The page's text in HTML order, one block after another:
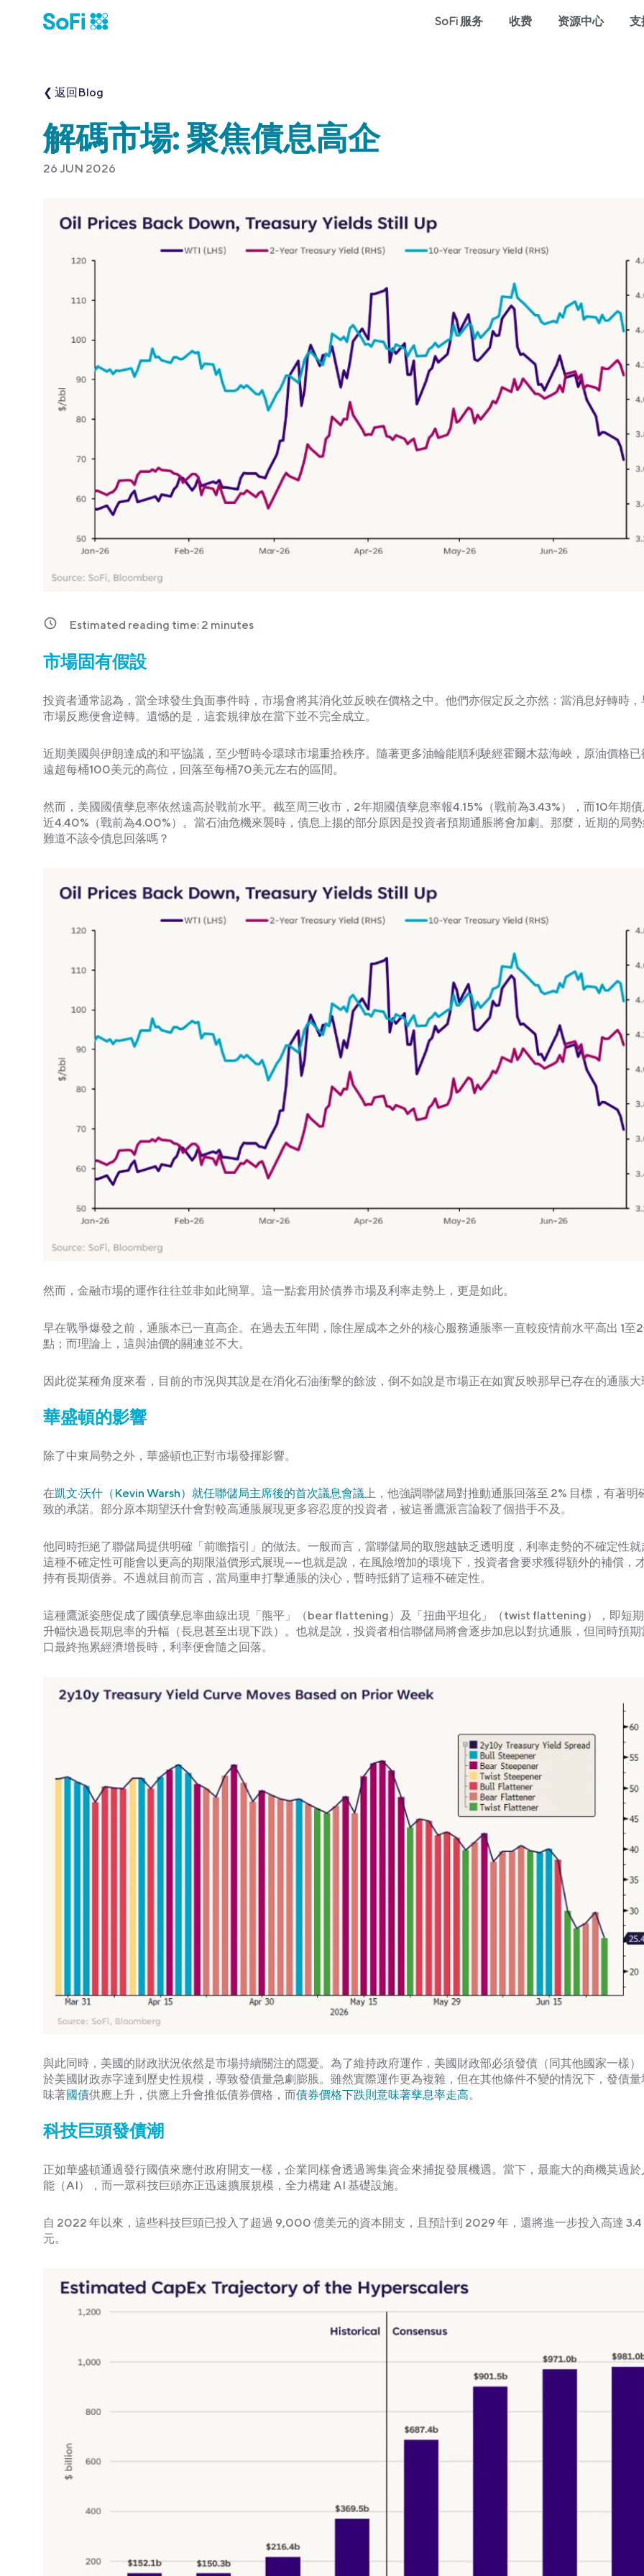
SoFi 服务 收费 资源中心 支
❮ 返回Blog
解碼市場: 聚焦債息高企
26 JUN 2026
Estimated reading time: 2 minutes
市場固有假設
投資者通常認為，當全球發生負面事件時，市場會將其消化並反映在價格之中。他們亦假定反之亦然：當消息好轉時，
市場反應便會逆轉。遺憾的是，這套規律放在當下並不完全成立。
近期美國與伊朗達成的和平協議，至少暫時令環球市場重拾秩序。隨著更多油輪能順利駛經霍爾木茲海峽，原油價格已
遠超每桶100美元的高位，回落至每桶70美元左右的區間。
然而，美國國債孳息率依然遠高於戰前水平。截至周三收市，2年期國債孳息率報4.15%（戰前為3.43%），而10年期
近4.40%（戰前為4.00%）。當石油危機來襲時，債息上揚的部分原因是投資者預期通脹將會加劇。那麼，近期的局勢
難道不該令債息回落嗎？
然而，金融市場的運作往往並非如此簡單。這一點套用於債券市場及利率走勢上，更是如此。
早在戰爭爆發之前，通脹本已一直高企。在過去五年間，除住屋成本之外的核心服務通脹率一直較疫情前水平高出 1至
點；而理論上，這與油價的關連並不大。
因此從某種角度來看，目前的市況與其說是在消化石油衝擊的餘波，倒不如說是市場正在如實反映那早已存在的通脹大
華盛頓的影響
除了中東局勢之外，華盛頓也正對市場發揮影響。
在凱文·沃什（Kevin Warsh）就任聯儲局主席後的首次議息會議上，他強調聯儲局對推動通脹回落至 2% 目標，有著明
致的承諾。部分原本期望沃什會對較高通脹展現更多容忍度的投資者，被這番鷹派言論殺了個措手不及。
他同時拒絕了聯儲局提供明確「前瞻指引」的做法。一般而言，當聯儲局的取態越缺乏透明度，利率走勢的不確定性就
這種不確定性可能會以更高的期限溢價形式展現——也就是說，在風險增加的環境下，投資者會要求獲得額外的補償，
持有長期債券。不過就目前而言，當局重申打擊通脹的決心，暫時抵銷了這種不確定性。
這種鷹派姿態促成了國債孳息率曲線出現「熊平」（bear flattening）及「扭曲平坦化」（twist flattening），即短
升幅快過長期息率的升幅（長息甚至出現下跌）。也就是說，投資者相信聯儲局將會逐步加息以對抗通脹，但同時預期
口最終拖累經濟增長時，利率便會隨之回落。
與此同時，美國的財政狀況依然是市場持續關注的隱憂。為了維持政府運作，美國財政部必須發債（同其他國家一樣）
於美國財政赤字達到歷史性規模，導致發債量急劇膨脹。雖然實際運作更為複雜，但在其他條件不變的情況下，發債量
味著國債供應上升，供應上升會推低債券價格，而債券價格下跌則意味著孳息率走高。
科技巨頭發債潮
正如華盛頓通過發行國債來應付政府開支一樣，企業同樣會透過籌集資金來捕捉發展機遇。當下，最龐大的商機莫過於
能（AI），而一眾科技巨頭亦正迅速擴展規模，全力構建 AI 基礎設施。
自 2022 年以來，這些科技巨頭已投入了超過 9,000 億美元的資本開支，且預計到 2029 年，還將進一步投入高達 3.4
元。